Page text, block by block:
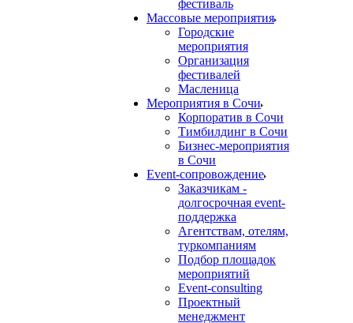
фестиваль
Массовые мероприятия
Городские
мероприятия
Организация
фестивалей
Масленица
Мероприятия в Сочи
Корпоратив в Сочи
Тимбилдинг в Сочи
Бизнес-мероприятия
в Сочи
Event-сопровождение
Заказчикам -
долгосрочная event-
поддержка
Агентствам, отелям,
туркомпаниям
Подбор площадок
мероприятий
Event-consulting
Проектный
менеджмент